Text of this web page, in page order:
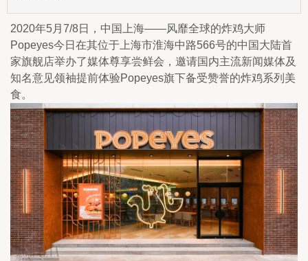
2020年5月7/8日，中国上海——风靡全球的炸鸡大师
Popeyes今日在其位于上海市淮海中路566号的中国大陆首
家旗舰店举办了媒体尊享尝鲜会，邀请国内主流新闻媒体及
知名意见领袖提前体验Popeyes旗下备受赞誉的炸鸡系列美
食。